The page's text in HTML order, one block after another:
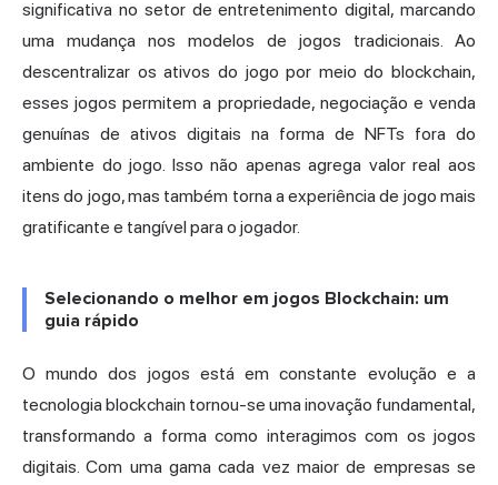
significativa no setor de entretenimento digital, marcando
uma mudança nos modelos de jogos tradicionais. Ao
descentralizar os ativos do jogo por meio do blockchain,
esses jogos permitem a propriedade, negociação e venda
genuínas de ativos digitais na forma de NFTs fora do
ambiente do jogo. Isso não apenas agrega valor real aos
itens do jogo, mas também torna a experiência de jogo mais
gratificante e tangível para o jogador.
Selecionando o melhor em jogos Blockchain: um
guia rápido
O mundo dos jogos está em constante evolução e a
tecnologia blockchain tornou-se uma inovação fundamental,
transformando a forma como interagimos com os jogos
digitais. Com uma gama cada vez maior de empresas se